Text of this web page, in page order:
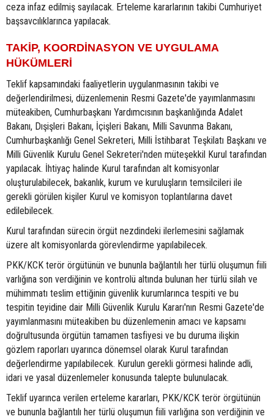
ceza infaz edilmiş sayılacak. Erteleme kararlarının takibi Cumhuriyet
başsavcılıklarınca yapılacak.
TAKİP, KOORDİNASYON VE UYGULAMA
HÜKÜMLERİ
Teklif kapsamındaki faaliyetlerin uygulanmasının takibi ve
değerlendirilmesi, düzenlemenin Resmi Gazete'de yayımlanmasını
müteakiben, Cumhurbaşkanı Yardımcısının başkanlığında Adalet
Bakanı, Dışişleri Bakanı, İçişleri Bakanı, Milli Savunma Bakanı,
Cumhurbaşkanlığı Genel Sekreteri, Milli İstihbarat Teşkilatı Başkanı ve
Milli Güvenlik Kurulu Genel Sekreteri'nden müteşekkil Kurul tarafından
yapılacak. İhtiyaç halinde Kurul tarafından alt komisyonlar
oluşturulabilecek, bakanlık, kurum ve kuruluşların temsilcileri ile
gerekli görülen kişiler Kurul ve komisyon toplantılarına davet
edilebilecek.
Kurul tarafından sürecin örgüt nezdindeki ilerlemesini sağlamak
üzere alt komisyonlarda görevlendirme yapılabilecek.
PKK/KCK terör örgütünün ve bununla bağlantılı her türlü oluşumun fiili
varlığına son verdiğinin ve kontrolü altında bulunan her türlü silah ve
mühimmatı teslim ettiğinin güvenlik kurumlarınca tespiti ve bu
tespitin teyidine dair Milli Güvenlik Kurulu Kararı'nın Resmi Gazete'de
yayımlanmasını müteakiben bu düzenlemenin amacı ve kapsamı
doğrultusunda örgütün tamamen tasfiyesi ve bu duruma ilişkin
gözlem raporları uyarınca dönemsel olarak Kurul tarafından
değerlendirme yapılabilecek. Kurulun gerekli görmesi halinde adli,
idari ve yasal düzenlemeler konusunda talepte bulunulacak.
Teklif uyarınca verilen erteleme kararları, PKK/KCK terör örgütünün
ve bununla bağlantılı her türlü oluşumun fiili varlığına son verdiğinin ve